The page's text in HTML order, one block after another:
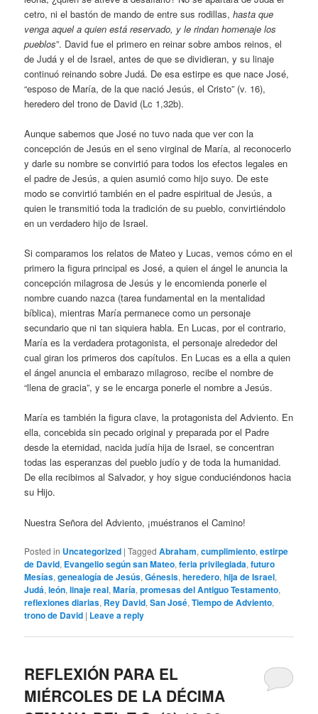
cetro, ni el bastón de mando de entre sus rodillas,hasta que
venga aquel a quien está reservado, y le rindan homenaje los
pueblos”. David fue el primero en reinar sobre ambos reinos, el
de Judá y el de Israel, antes de que se dividieran, y su linaje
continuó reinando sobre Judá. De esa estirpe es que nace José,
“esposo de María, de la que nació Jesús, el Cristo” (v. 16),
heredero del trono de David (Lc 1,32b).
Aunque sabemos que José no tuvo nada que ver con la
concepción de Jesús en el seno virginal de María, al reconocerlo
y darle su nombre se convirtió para todos los efectos legales en
el padre de Jesús, a quien asumió como hijo suyo. De este
modo se convirtió también en el padre espiritual de Jesús, a
quien le transmitió toda la tradición de su pueblo, convirtiéndolo
en un verdadero hijo de Israel.
Si comparamos los relatos de Mateo y Lucas, vemos cómo en el
primero la figura principal es José, a quien el ángel le anuncia la
concepción milagrosa de Jesús y le encomienda ponerle el
nombre cuando nazca (tarea fundamental en la mentalidad
bíblica), mientras María permanece como un personaje
secundario que ni tan siquiera habla. En Lucas, por el contrario,
María es la verdadera protagonista, el personaje alrededor del
cual giran los primeros dos capítulos. En Lucas es a ella a quien
el ángel anuncia el embarazo milagroso, recibe el nombre de
“llena de gracia”, y se le encarga ponerle el nombre a Jesús.
María es también la figura clave, la protagonista del Adviento. En
ella, concebida sin pecado original y preparada por el Padre
desde la eternidad, nacida judía hija de Israel, se concentran
todas las esperanzas del pueblo judío y de toda la humanidad.
De ella recibimos al Salvador, y hoy sigue conduciéndonos hacia
su Hijo.
Nuestra Señora del Adviento, ¡muéstranos el Camino!
Posted in Uncategorized |Tagged Abraham,cumplimiento,estirpe
de David, Evangelio según san Mateo,feria privilegiada,futuro
Mesías,genealogía de Jesús,Génesis,heredero,hija de Israel,
Judá,león,linaje real,María,promesas del Antiguo Testamento,
reflexiones diarias, Rey David,San José,Tiempo de Adviento,
trono de David | Leave a reply
REFLEXIÓN PARA EL
MIÉRCOLES DE LA DÉCIMA